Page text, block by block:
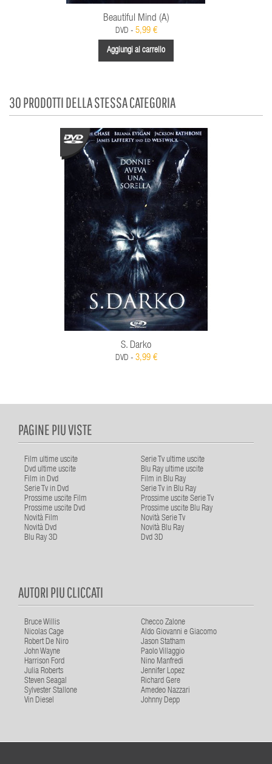
Beautiful Mind (A)
DVD - 5,99 €
Aggiungi al carrello
30 PRODOTTI DELLA STESSA CATEGORIA
S. Darko
DVD - 3,99 €
PAGINE PIU VISTE
Film ultime uscite
Serie Tv ultime uscite
Dvd ultime uscite
Blu Ray ultime uscite
Film in Dvd
Film in Blu Ray
Serie Tv in Dvd
Serie Tv in Blu Ray
Prossime uscite Film
Prossime uscite Serie Tv
Prossime uscite Dvd
Prossime uscite Blu Ray
Novità Film
Novità Serie Tv
Novità Dvd
Novità Blu Ray
Blu Ray 3D
Dvd 3D
AUTORI PIU CLICCATI
Bruce Willis
Checco Zalone
Nicolas Cage
Aldo Giovanni e Giacomo
Robert De Niro
Jason Statham
John Wayne
Paolo Villaggio
Harrison Ford
Nino Manfredi
Julia Roberts
Jennifer Lopez
Steven Seagal
Richard Gere
Sylvester Stallone
Amedeo Nazzari
Vin Diesel
Johnny Depp